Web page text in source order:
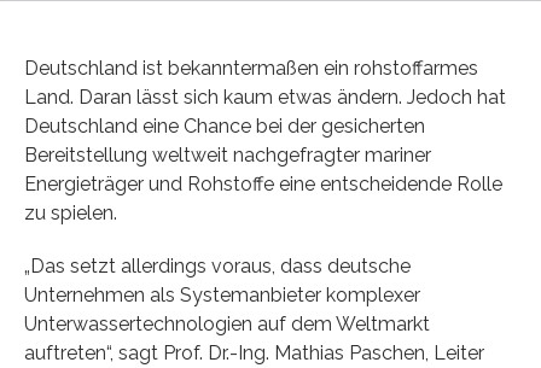
Deutschland ist bekanntermaßen ein rohstoffarmes
Land. Daran lässt sich kaum etwas ändern. Jedoch hat
Deutschland eine Chance bei der gesicherten
Bereitstellung weltweit nachgefragter mariner
Energieträger und Rohstoffe eine entscheidende Rolle
zu spielen.
„Das setzt allerdings voraus, dass deutsche
Unternehmen als Systemanbieter komplexer
Unterwassertechnologien auf dem Weltmarkt
auftreten“, sagt Prof. Dr.-Ing. Mathias Paschen, Leiter